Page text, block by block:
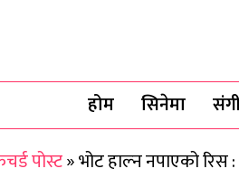
होम सिनेमा
पोस्ट»भोट हाल्न नपाएको रिस :